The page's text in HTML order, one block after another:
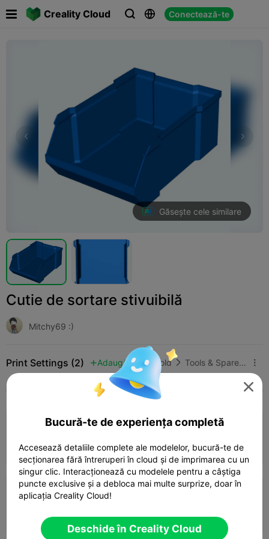
Creality Cloud   Conectează-te
Găsește cele similare
Cutie de sortare stivuibilă
Mitchy69 :)
Print Settings (2)  Adaugă Household  Tools & Spare Parts 
K2 Plus K2 Pro
0.2mm layer, 3 walls, 15% infill
 11h 22m  4 plates  587.75g
0.2mm layer, 2 walls, 15% infill

Bucură-te de experiența completă
Accesează detaliile complete ale modelelor, bucură-te de
secționarea fără întreruperi în cloud și de imprimarea cu un
singur clic. Interacționează cu modelele pentru a câștiga
puncte exclusive și a debloca mai multe surprize, doar în
aplicația Creality Cloud!
Deschide în Creality Cloud